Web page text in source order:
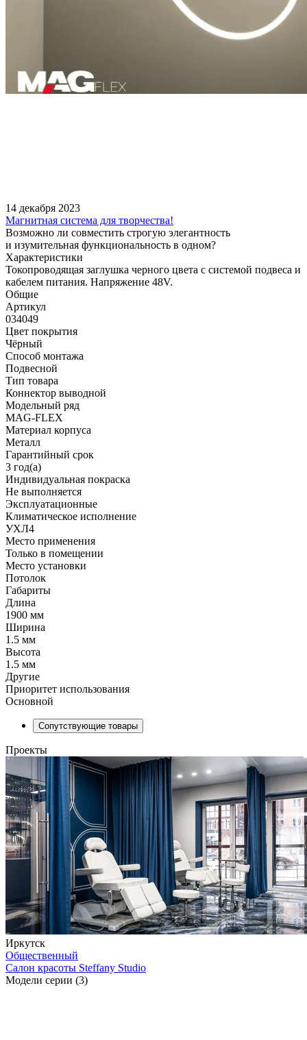
14 декабря 2023
Магнитная система для творчества!
Возможно ли совместить строгую элегантность
и изумительная функциональность в одном?
Характеристики
Токопроводящая заглушка черного цвета с системой подвеса и
кабелем питания. Напряжение 48V.
Общие
Артикул
034049
Цвет покрытия
Чёрный
Способ монтажа
Подвесной
Тип товара
Коннектор выводной
Модельный ряд
MAG-FLEX
Материал корпуса
Металл
Гарантийный срок
3 год(а)
Индивидуальная покраска
Не выполняется
Эксплуатационные
Климатическое исполнение
УХЛ4
Место применения
Только в помещении
Место установки
Потолок
Габариты
Длина
1900 мм
Ширина
1.5 мм
Высота
1.5 мм
Другие
Приоритет использования
Основной
Сопутствующие товары
Проекты
Иркутск
Общественный
Салон красоты Steffany Studio
Модели серии (3)